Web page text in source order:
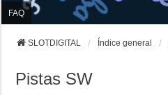
FAQ
SLOTDIGITAL Índice general
Pistas SW